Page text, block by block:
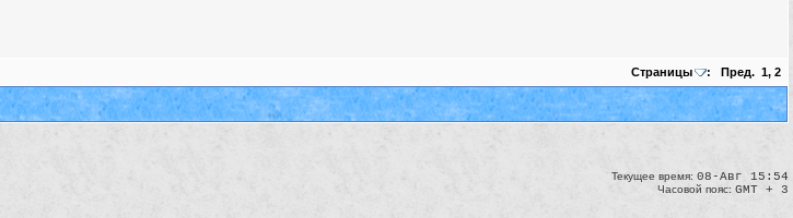
Страницы : Пред. 1, 2
Текущее время: 08-Авг 15:54
Часовой пояс: GMT + 3